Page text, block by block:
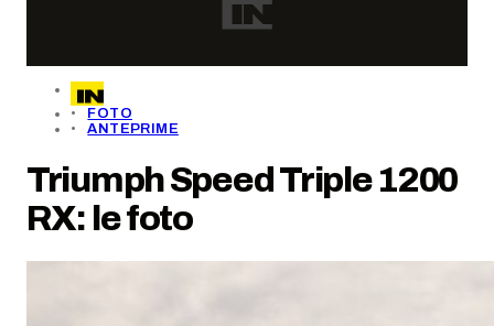
FOTO
ANTEPRIME
Triumph Speed Triple 1200
RX: le foto